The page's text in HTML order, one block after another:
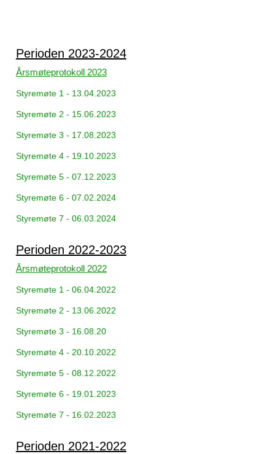
Perioden 2023-2024
Årsmøteprotokoll 2023
Styremøte 1 - 13.04.2023
Styremøte 2 - 15.06.2023
Styremøte 3 - 17.08.2023
Styremøte 4 - 19.10.2023
Styremøte 5 - 07.12.2023
Styremøte 6 - 07.02.2024
Styremøte 7 - 06.03.2024
Perioden 2022-2023
Årsmøteprotokoll 2022
Styremøte 1 - 06.04.2022
Styremøte 2 - 13.06.2022
Styremøte 3 - 16.08.20
Styremøte 4 - 20.10.2022
Styremøte 5 - 08.12.2022
Styremøte 6 - 19.01.2023
Styremøte 7 - 16.02.2023
Perioden 2021-2022